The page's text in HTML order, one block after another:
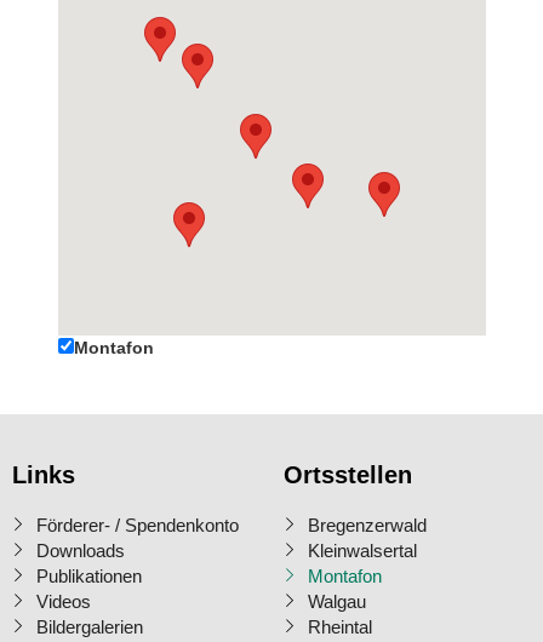
Montafon
Links
Förderer- / Spendenkonto
Downloads
Publikationen
Videos
Bildergalerien
Ortsstellen
Bregenzerwald
Kleinwalsertal
Montafon
Walgau
Rheintal